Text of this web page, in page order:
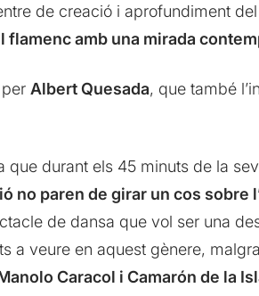
de creació i aprofundiment
flamenc amb una mirada
Albert Quesada, que també
que durant els 45 minuts de la
no paren de girar un cos sobre
de dansa que vol ser una
a veure en aquest gènere,
Caracol i Camarón de la